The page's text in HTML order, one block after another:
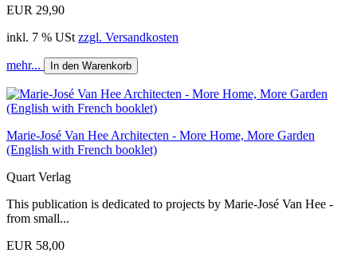
EUR 29,90
inkl. 7 % USt zzgl. Versandkosten
mehr... In den Warenkorb
Marie-José Van Hee Architecten - More Home, More Garden
(English with French booklet)
Quart Verlag
This publication is dedicated to projects by Marie-José Van Hee -
from small...
EUR 58,00